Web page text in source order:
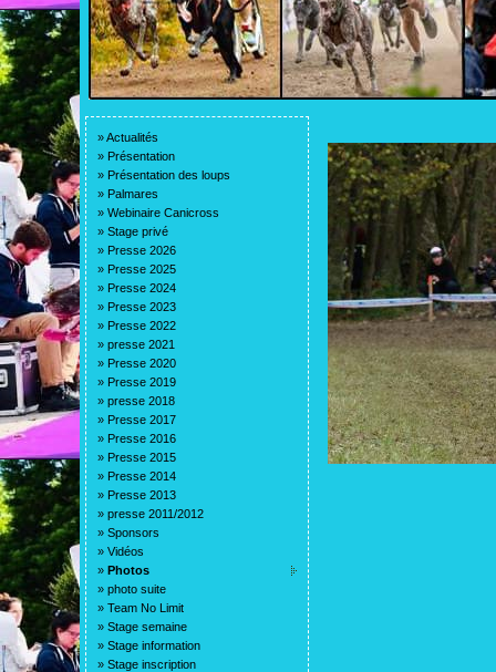
»Actualités
» Présentation
» Présentation des loups
» Palmares
» Webinaire Canicross
» Stage privé
» Presse 2026
» Presse 2025
» Presse 2024
» Presse 2023
» Presse 2022
» presse 2021
» Presse 2020
» Presse 2019
» presse 2018
» Presse 2017
» Presse 2016
» Presse 2015
» Presse 2014
» Presse 2013
» presse 2011/2012
» Sponsors
» Vidéos
» Photos
» photo suite
» Team No Limit
» Stage semaine
» Stage information
» Stage inscription